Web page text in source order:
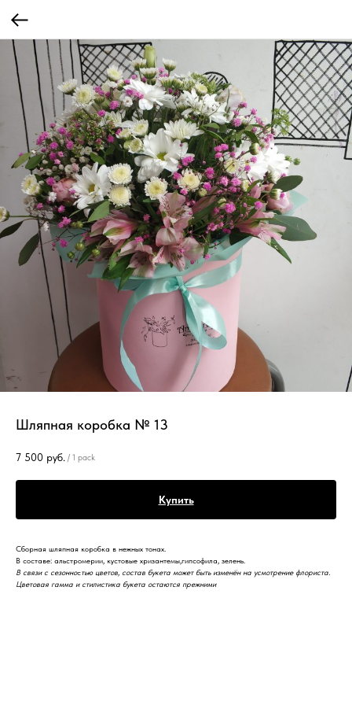
Шляпная коробка № 13
7 500 руб. / 1 pack
Купить
Сборная шляпная коробка в нежных тонах.
В составе: альстромерии, кустовые хризантемы,гипсофила, зелень.
В связи с сезонностью цветов, состав букета может быть изменён на усмотрение флориста.
Цветовая гамма и стилистика букета остаются прежними